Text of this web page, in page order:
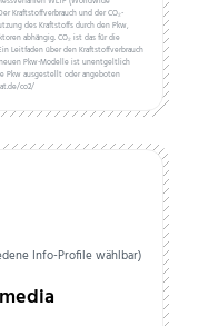
Kraftstoffverbrauch und der CO₂-
des Kraftstoffs durch den Pkw,
abhängig. CO₂ ist das für die
Leitfaden über den Kraftstoffverbrauch
Pkw-Modelle ist unentgeltlich
Pkw ausgestellt oder angeboten
co2/
Info-Profile wählbar)